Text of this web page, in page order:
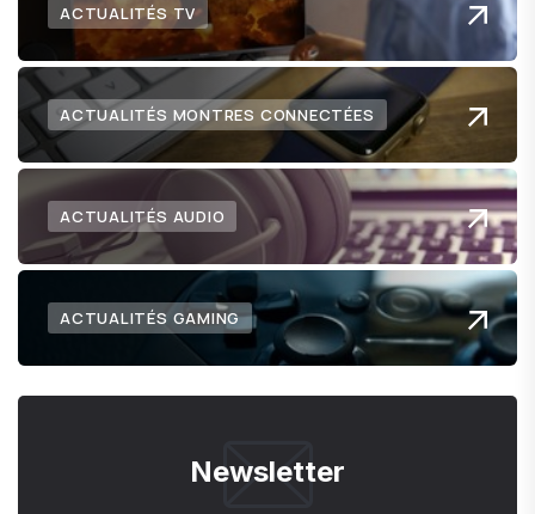
ACTUALITÉS TV
ACTUALITÉS MONTRES CONNECTÉES
ACTUALITÉS AUDIO
ACTUALITÉS GAMING
Newsletter